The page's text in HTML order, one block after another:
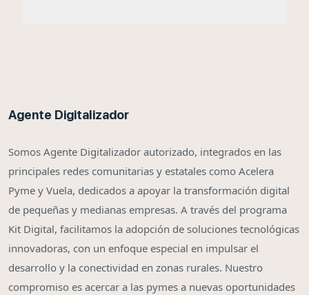
Agente Digitalizador
Somos Agente Digitalizador autorizado, integrados en las
principales redes comunitarias y estatales como Acelera
Pyme y Vuela, dedicados a apoyar la transformación digital
de pequeñas y medianas empresas. A través del programa
Kit Digital, facilitamos la adopción de soluciones tecnológicas
innovadoras, con un enfoque especial en impulsar el
desarrollo y la conectividad en zonas rurales. Nuestro
compromiso es acercar a las pymes a nuevas oportunidades